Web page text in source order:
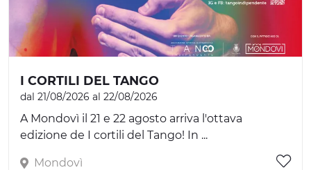
I CORTILI DEL TANGO
dal 21/08/2026 al 22/08/2026
A Mondovì il 21 e 22 agosto arriva l'ottava
edizione de I cortili del Tango! In ...
Mondovì